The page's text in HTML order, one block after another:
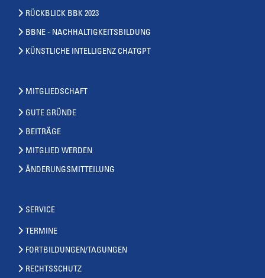
RÜCKBLICK BBK 2023
BBNE - NACHHALTIGKEITSBILDUNG
KÜNSTLICHE INTELLIGENZ CHATGPT
MITGLIEDSCHAFT
GUTE GRÜNDE
BEITRÄGE
MITGLIED WERDEN
ÄNDERUNGSMITTEILUNG
SERVICE
TERMINE
FORTBILDUNGEN/TAGUNGEN
RECHTSSCHUTZ